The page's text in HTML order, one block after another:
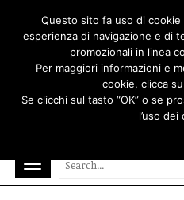
Questo sito fa uso di
esperienza di navigazione e di
promozionali in linea
Per maggiori informazioni e
cookie, clicca
Se clicchi sul tasto “OK” o se
l’uso dei